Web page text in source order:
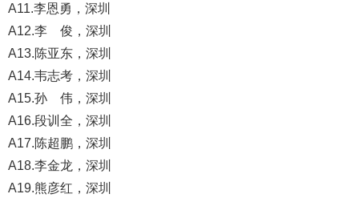
A11.李恩勇，深圳
A12.李 俊，深圳
A13.陈亚东，深圳
A14.韦志考，深圳
A15.孙 伟，深圳
A16.段训全，深圳
A17.陈超鹏，深圳
A18.李金龙，深圳
A19.熊彦红，深圳